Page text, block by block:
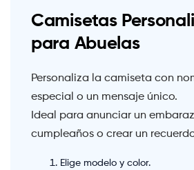
Camisetas
para Abuelas
Personaliza la camiseta con
especial o un mensaje único.
Ideal para anunciar un
cumpleaños o crear un
Elige modelo y color.